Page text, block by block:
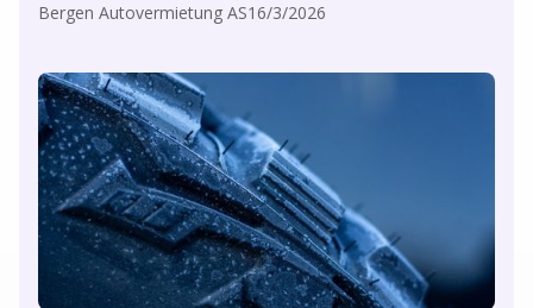
Bergen Autovermietung AS16/3/2026